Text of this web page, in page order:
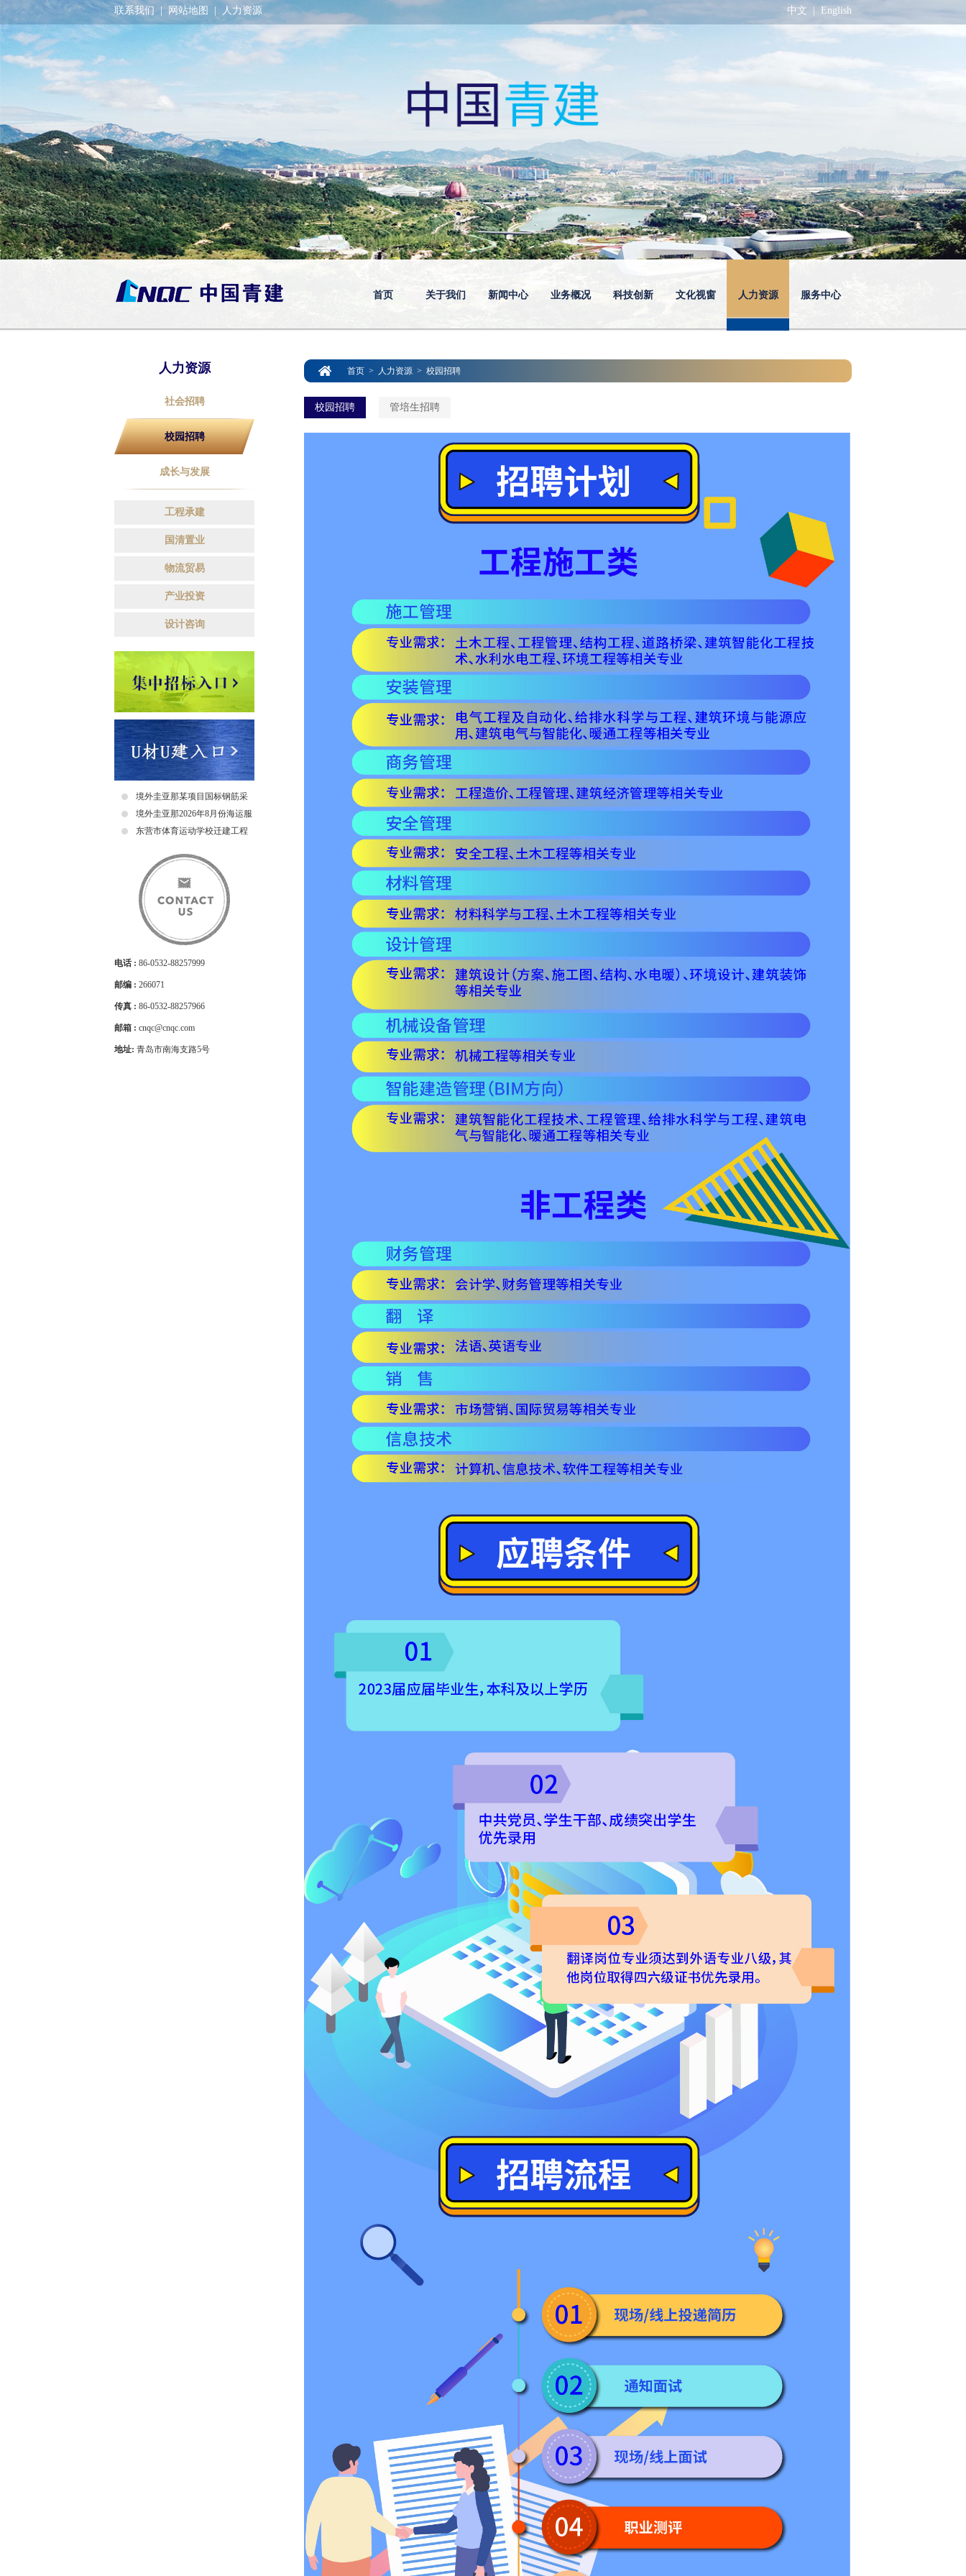
联系我们 | 网站地图 人力资源 中文 English
首页 关于我们 新闻中心 业务概况 科技创新 文化视窗 人力资源 服务中心
人力资源
社会招聘
校园招聘
成长与发展
工程承建
国清置业
物流贸易
产业投资
设计咨询
境外圭亚那某项目国标钢筋采
购招标公告
境外圭亚那2026年8月份海运服
务招标公告
东营市体育运动学校迁建工程
装招标中标公示
电话 : 86-0532-88257999
邮编 : 266071
传真 : 86-0532-88257966
邮箱 : cnqc@cnqc.com
地址: 青岛市南海支路5号
首页 > 人力资源 > 校园招聘
校园招聘 管培生招聘